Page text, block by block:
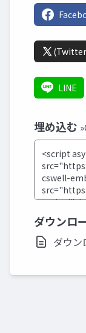
LINE
埋め込む
ダウンロ
ダウ